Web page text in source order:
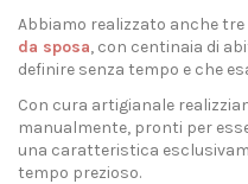
Abbiamo realizzato anche
da sposa, con centinaia di
definire senza tempo e che
Con cura artigianale
manualmente, pronti per
una caratteristica
tempo prezioso.